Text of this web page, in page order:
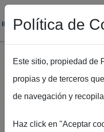
Pasar al contenido principal
y un formato pensado
Política de
Este sitio, propiedad de
propias y de terceros
de navegación y
Haz click en "Aceptar